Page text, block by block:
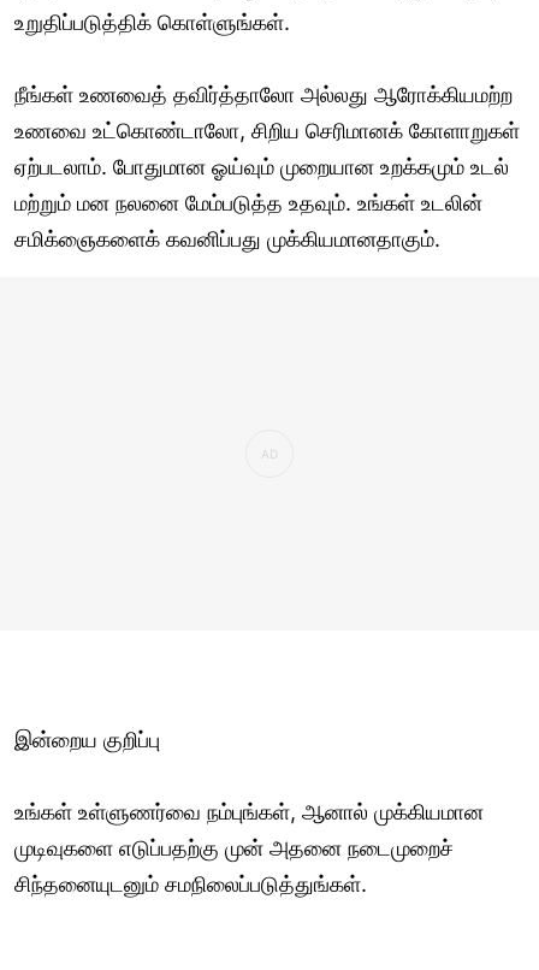
உறுதிப்படுத்திக் கொள்ளுங்கள்.
நீங்கள் உணவைத் தவிர்த்தாலோ அல்லது ஆரோக்கியமற்ற
உணவை உட்கொண்டாலோ, சிறிய செரிமானக் கோளாறுகள்
ஏற்படலாம். போதுமான ஓய்வும் முறையான உறக்கமும் உடல்
மற்றும் மன நலனை மேம்படுத்த உதவும். உங்கள் உடலின்
சமிக்ஞைகளைக் கவனிப்பது முக்கியமானதாகும்.
இன்றைய குறிப்பு
உங்கள் உள்ளுணர்வை நம்புங்கள், ஆனால் முக்கியமான
முடிவுகளை எடுப்பதற்கு முன் அதனை நடைமுறைச்
சிந்தனையுடனும் சமநிலைப்படுத்துங்கள்.